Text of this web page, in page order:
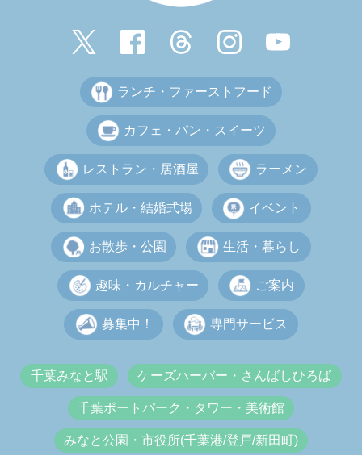
ランチ・ファーストフード
カフェ・パン・スイーツ
レストラン・居酒屋 ラーメン
ホテル・結婚式場 イベント
お散歩・公園 生活・暮らし
趣味・カルチャー ご案内
募集中！ 専門サービス
千葉みなと駅 ケーズハーバー・さんばしひろば
千葉ポートパーク・タワー・美術館
みなと公園・市役所(千葉港/登戸/新田町)